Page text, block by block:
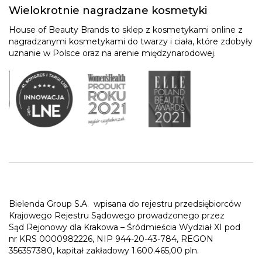
Wielokrotnie nagradzane kosmetyki
House of Beauty Brands to sklep z kosmetykami online z
nagradzanymi kosmetykami do twarzy i ciała, które zdobyły
uznanie w Polsce oraz na arenie międzynarodowej.
Bielenda Group S.A. wpisana do rejestru przedsiębiorców
Krajowego Rejestru Sądowego prowadzonego przez
Sąd Rejonowy dla Krakowa – Śródmieścia Wydział XI pod
nr KRS 0000982226, NIP 944-20-43-784, REGON
356357380, kapitał zakładowy 1.600.465,00 pln.